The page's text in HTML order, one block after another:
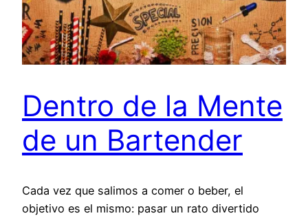
Dentro de la Mente
de un Bartender
Cada vez que salimos a comer o beber, el
objetivo es el mismo: pasar un rato divertido